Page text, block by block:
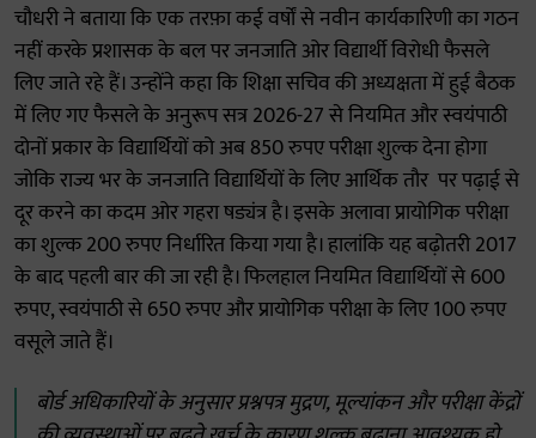
चौधरी ने बताया कि एक तरफ़ा कई वर्षों से नवीन कार्यकारिणी का गठन
नहीं करके प्रशासक के बल पर जनजाति ओर विद्यार्थी विरोधी फैसले
लिए जाते रहे हैं। उन्होंने कहा कि शिक्षा सचिव की अध्यक्षता में हुई बैठक
में लिए गए फैसले के अनुरूप सत्र 2026-27 से नियमित और स्वयंपाठी
दोनों प्रकार के विद्यार्थियों को अब 850 रुपए परीक्षा शुल्क देना होगा
जोकि राज्य भर के जनजाति विद्यार्थियों के लिए आर्थिक तौर पर पढ़ाई से
दूर करने का कदम ओर गहरा षड्यंत्र है। इसके अलावा प्रायोगिक परीक्षा
का शुल्क 200 रुपए निर्धारित किया गया है। हालांकि यह बढ़ोतरी 2017
के बाद पहली बार की जा रही है। फिलहाल नियमित विद्यार्थियों से 600
रुपए, स्वयंपाठी से 650 रुपए और प्रायोगिक परीक्षा के लिए 100 रुपए
वसूले जाते हैं।
बोर्ड अधिकारियों के अनुसार प्रश्नपत्र मुद्रण, मूल्यांकन और परीक्षा केंद्रों